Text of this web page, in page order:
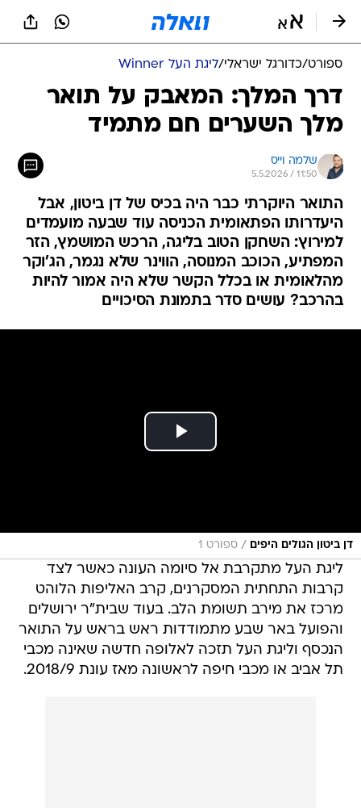
ספורט/כדורגל ישראלי/ליגת העל Winner
דרך המלך: המאבק על תואר
מלך השערים חם מתמיד
שלמה וייס
5.5.2026 / 11:50
התואר היוקרתי כבר היה בכיס של דן ביטון, אבל
היעדרותו הפתאומית הכניסה עוד שבעה מועמדים
למירוץ: השחקן הטוב בליגה, הרכש המושמץ, הזר
המפתיע, הכוכב המנוסה, הווינר שלא נגמר, הג'וקר
מהלאומית או בכלל הקשר שלא היה אמור להיות
בהרכב? עושים סדר בתמונת הסיכויים
דן ביטון הגולים היפים / ספורט 1
ליגת העל מתקרבת אל סיומה העונה כאשר לצד
קרבות התחתית המסקרנים, קרב האליפות הלוהט
מרכז את מירב תשומת הלב. בעוד שבית"ר ירושלים
והפועל באר שבע מתמודדות ראש בראש על התואר
הנכסף וליגת העל תזכה לאלופה חדשה שאינה מכבי
תל אביב או מכבי חיפה לראשונה מאז עונת 2018/9.